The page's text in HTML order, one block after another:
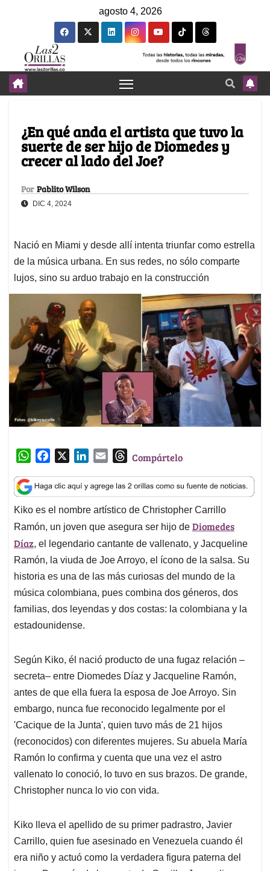
agosto 4, 2026
¿En qué anda el artista que tuvo la
suerte de ser hijo de Diomedes y
crecer al lado del Joe?
Por Pablito Wilson
DIC 4, 2024
Nació en Miami y desde allí intenta triunfar como estrella
de la música urbana. En sus redes, no sólo comparte
lujos, sino su arduo trabajo en la construcción
W
a
t
s
A
p
p
c
e
b
o
o
k
n
k
e
d
I
n
a
i
l
T
r
e
a
d
s
Compártelo
Kiko es el nombre artístico de Christopher Carrillo
Ramón, un joven que asegura ser hijo de Diomedes
Díaz, el legendario cantante de vallenato, y Jacqueline
Ramón, la viuda de Joe Arroyo, el ícono de la salsa. Su
historia es una de las más curiosas del mundo de la
música colombiana, pues combina dos géneros, dos
familias, dos leyendas y dos costas: la colombiana y la
estadounidense.
Según Kiko, él nació producto de una fugaz relación –
secreta– entre Diomedes Díaz y Jacqueline Ramón,
antes de que ella fuera la esposa de Joe Arroyo. Sin
embargo, nunca fue reconocido legalmente por el
'Cacique de la Junta', quien tuvo más de 21 hijos
(reconocidos) con diferentes mujeres. Su abuela María
Ramón lo confirma y cuenta que una vez el astro
vallenato lo conoció, lo tuvo en sus brazos. De grande,
Christopher nunca lo vio con vida.
Kiko lleva el apellido de su primer padrastro, Javier
Carrillo, quien fue asesinado en Venezuela cuando él
era niño y actuó como la verdadera figura paterna del